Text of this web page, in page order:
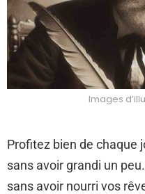
Images
Profitez bien de chaque
sans avoir grandi un
sans avoir nourri vos